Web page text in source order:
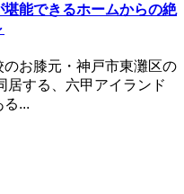
能できるホームからの絶
お膝元・神戸市東灘区の
居する、六甲アイランド
...